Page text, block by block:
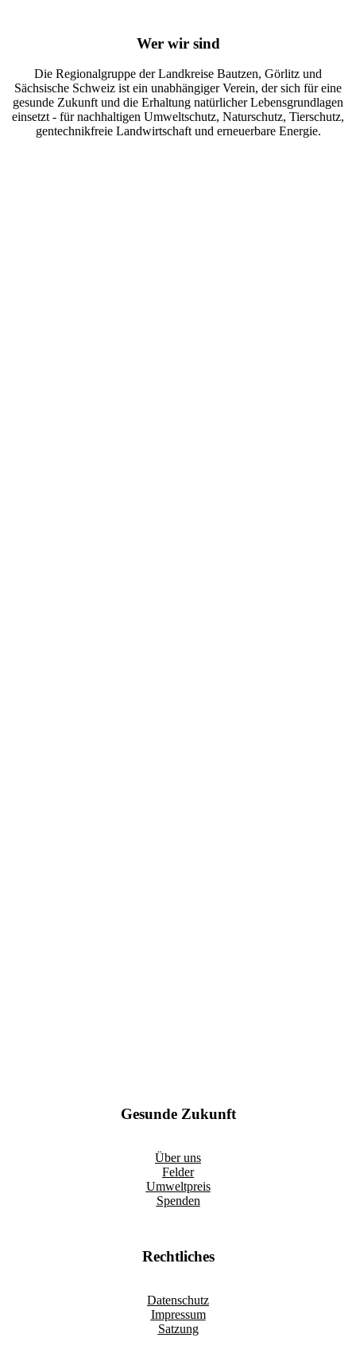
Wer wir sind
Die Regionalgruppe der Landkreise Bautzen, Görlitz und
Sächsische Schweiz ist ein unabhängiger Verein, der sich für eine
gesunde Zukunft und die Erhaltung natürlicher Lebensgrundlagen
einsetzt - für nachhaltigen Umweltschutz, Naturschutz, Tierschutz,
gentechnikfreie Landwirtschaft und erneuerbare Energie.
Gesunde Zukunft
Über uns
Felder
Umweltpreis
Spenden
Rechtliches
Datenschutz
Impressum
Satzung